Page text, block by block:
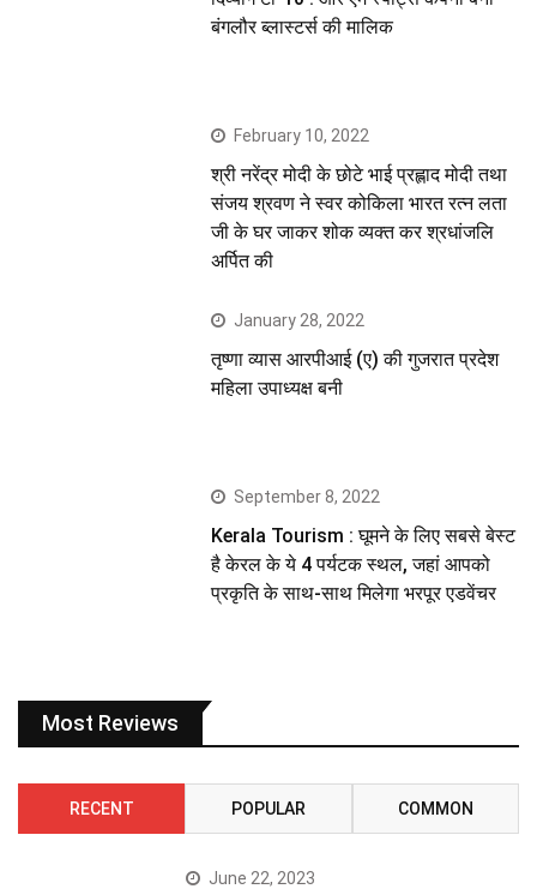
बंगलौर ब्लास्टर्स की मालिक
February 10, 2022
श्री नरेंद्र मोदी के छोटे भाई प्रह्लाद मोदी तथा
संजय श्रवण ने स्वर कोकिला भारत रत्न लता
जी के घर जाकर शोक व्यक्त कर श्रधांजलि
अर्पित की
January 28, 2022
तृष्णा व्यास आरपीआई (ए) की गुजरात प्रदेश
महिला उपाध्यक्ष बनी
September 8, 2022
Kerala Tourism : घूमने के लिए सबसे बेस्ट
है केरल के ये 4 पर्यटक स्थल, जहां आपको
प्रकृति के साथ-साथ मिलेगा भरपूर एडवेंचर
Most Reviews
RECENT POPULAR COMMON
June 22, 2023